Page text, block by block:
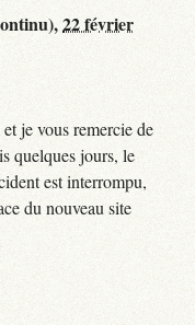
22 février
je vous remercie de
quelques jours, le
est interrompu,
du nouveau site